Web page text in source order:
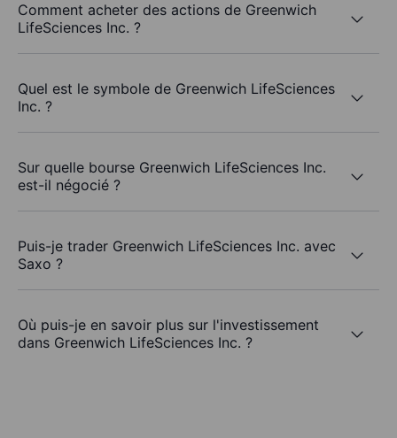
Comment acheter des actions de Greenwich
LifeSciences Inc. ?
Quel est le symbole de Greenwich LifeSciences
Inc. ?
Sur quelle bourse Greenwich LifeSciences Inc.
est-il négocié ?
Puis-je trader Greenwich LifeSciences Inc. avec
Saxo ?
Où puis-je en savoir plus sur l'investissement
dans Greenwich LifeSciences Inc. ?